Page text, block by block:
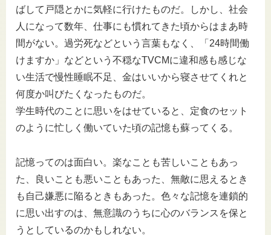
ばして戸隠とかに気軽に行けたものだ。しかし、社会
人になって数年、仕事にも慣れてきた頃からはまあ時
間がない。過労死などという言葉もなく、「24時間働
けますか」などという不穏なTVCMに違和感も感じな
い生活で慢性睡眠不足、金はいいから寝させてくれと
何度か叫びたくなったものだ。
学生時代のことに思いをはせていると、定食のセット
のように忙しく働いていた頃の記憶も蘇ってくる。
記憶ってのは面白い。楽なことも苦しいこともあっ
た、良いことも悪いこともあった、無敵に思えるとき
も自己嫌悪に陥るときもあった。色々な記憶を連鎖的
に思い出すのは、無意識のうちに心のバランスを保と
うとしているのかもしれない。